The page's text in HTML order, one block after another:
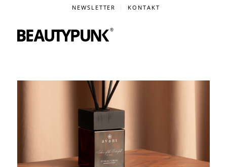
NEWSLETTER KONTAKT